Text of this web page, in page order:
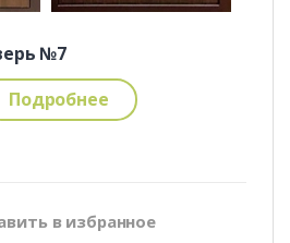
№7
Подробнее
в избранное